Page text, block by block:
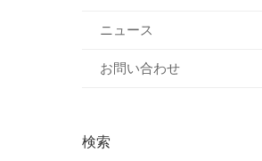
ニュース
お問い合わせ
検索